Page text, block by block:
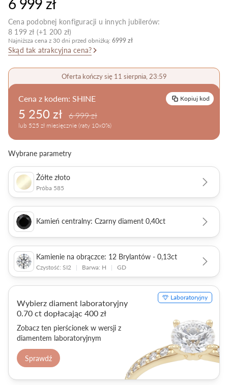
Cena podobnej konfiguracji u innych jubilerów:
8 199 zł (+1 200 zł)
Najniższa cena z 30 dni przed obniżką: 6999 zł
Skąd tak atrakcyjna cena?
Oferta kończy się 11 sierpnia, 23:59
Cena z kodem: SHINE Kopiuj kod
5 250 zł 6 999 zł
lub 525 zł miesięcznie (raty 10x0%)
Wybrane parametry
Żółte złoto
Próba 585
Kamień centralny: Czarny diament 0,40ct
Kamienie na obrączce: 12 Brylantów - 0,13ct
Czystość: SI2 | Barwa: H | GD
Laboratoryjny
Wybierz diament laboratoryjny
0.70 ct dopłacając 400 zł
Zobacz ten pierścionek w wersji z
diamentem laboratoryjnym
Sprawdź